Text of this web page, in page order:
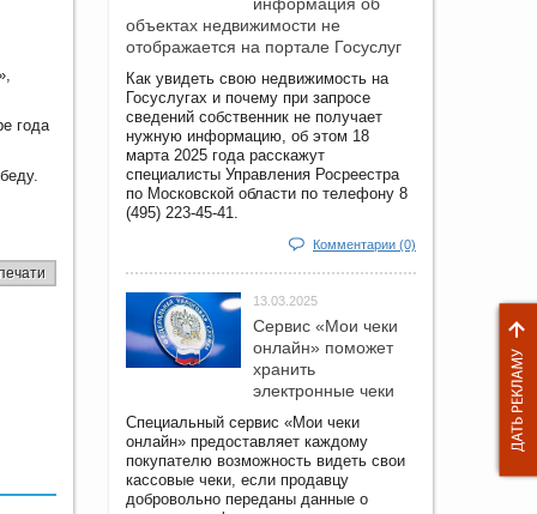
года
объектах недвижимости не
отображается на портале Госуслуг
Как увидеть свою недвижимость на
Госуслугах и почему при запросе
сведений собственник не получает
нужную информацию, об этом 18
марта 2025 года расскажут
специалисты Управления Росреестра
по Московской области по телефону 8
(495) 223-45-41.
Комментарии (0)
13.03.2025
Сервис «Мои чеки
онлайн» поможет
хранить
электронные чеки
Специальный сервис «Мои чеки
онлайн» предоставляет каждому
покупателю возможность видеть свои
кассовые чеки, если продавцу
добровольно переданы данные о